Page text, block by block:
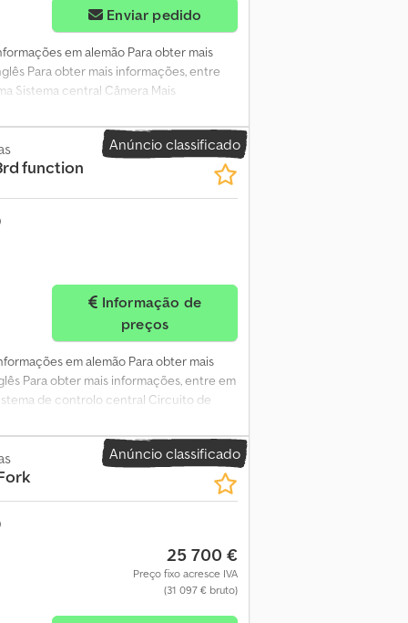
Enviar pedido
em alemão Para obter mais
Para obter mais informações, entre
Sistema central Câmera Mais
). Dcedpfszth Utox Ap Aek
Anúncio classificado
function
preços
em alemão Para obter mais
Para obter mais informações, entre em
de controlo central Circuito de
Para obter mais informações,
Anúncio classificado
25 700 €
Preço fixo acresce IVA
(31 097 € bruto)